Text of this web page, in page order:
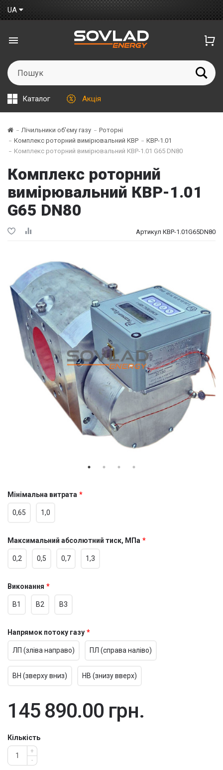
UA
Каталог Акція
Лічильники об'єму газу
Роторні
Комплекс роторний вимірювальний КВР
КВР-1.01
Комплекс роторний вимірювальний КВР-1.01 G65 DN80
Комплекс роторний
вимірювальний КВР-1.01
G65 DN80
Артикул КВР-1.01G65DN80
Мінімальна витрата
0,65 1,0
Максимальний абсолютний тиск, МПа
0,2 0,5 0,7 1,3
Виконання
В1 В2 В3
Напрямок потоку газу
ЛП (зліва направо) ПЛ (справа наліво)
ВН (зверху вниз) НВ (знизу вверх)
145 890.00 грн.
Кількість
+
-